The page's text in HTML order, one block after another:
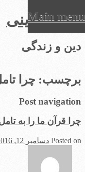
عرفان دینی
دین و زندگی
Main menu
to
content
برچسب: چرا
Post navigation
چرا قرآن ما را به
Posted on دسامبر 12, 2016